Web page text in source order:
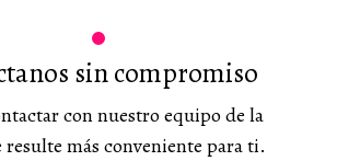
sin compromiso
con nuestro equipo de la
más conveniente para ti.